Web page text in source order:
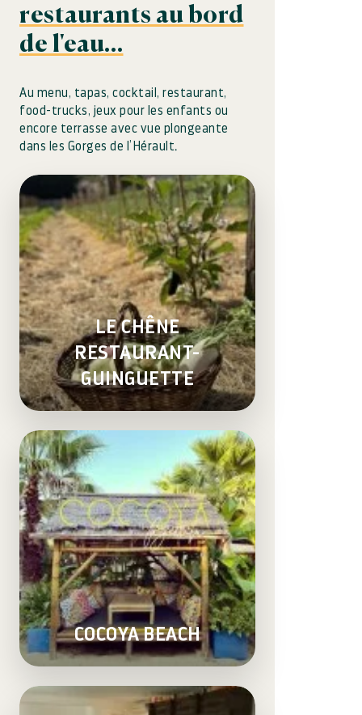
restaurants au bord
de l'eau…
Au menu, tapas, cocktail, restaurant,
food-trucks, jeux pour les enfants ou
encore terrasse avec vue plongeante
dans les Gorges de l’Hérault.
LE CHÊNE
RESTAURANT-
GUINGUETTE
COCOYA BEACH